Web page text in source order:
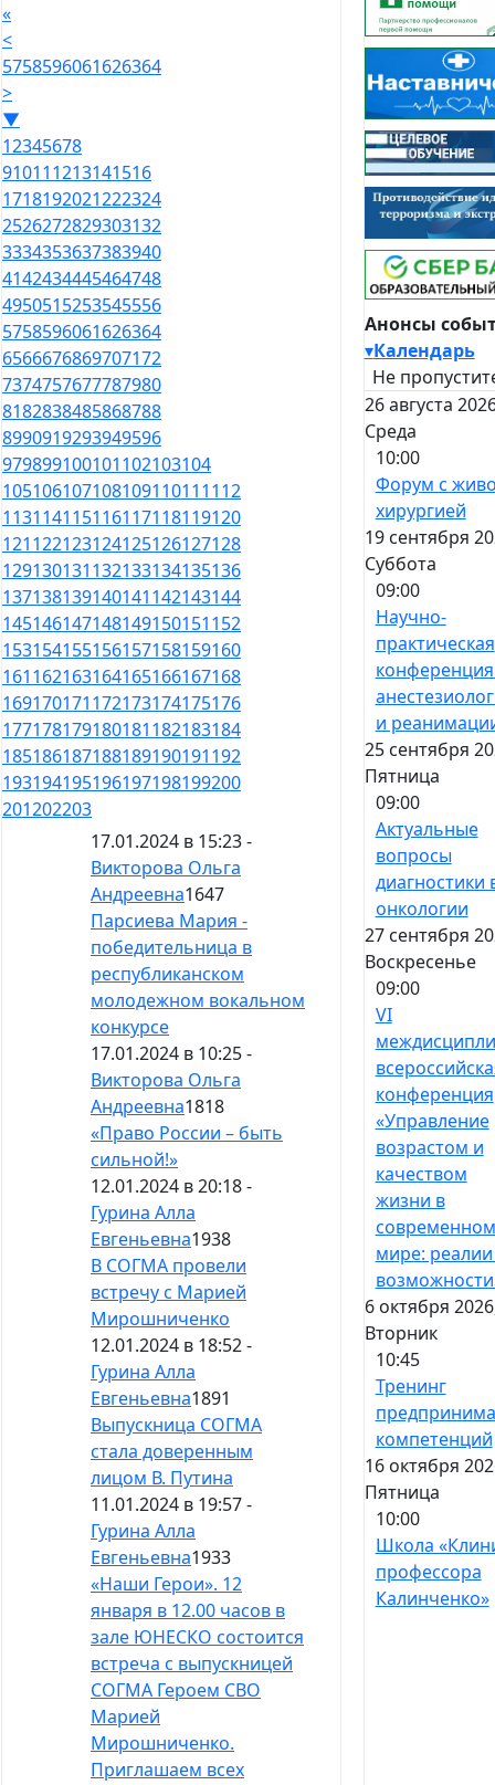
«
<
5758596061626364
>
▼
12345678
910111213141516
1718192021222324
2526272829303132
3334353637383940
4142434445464748
4950515253545556
5758596061626364
6566676869707172
7374757677787980
8182838485868788
8990919293949596
979899100101102103104
105106107108109110111112
113114115116117118119120
121122123124125126127128
129130131132133134135136
137138139140141142143144
145146147148149150151152
153154155156157158159160
161162163164165166167168
169170171172173174175176
177178179180181182183184
185186187188189190191192
193194195196197198199200
201202203
17.01.2024 в 15:23 -
Викторова Ольга
Андреевна1647
Парсиева Мария -
победительница в
республиканском
молодежном вокальном
конкурсе
17.01.2024 в 10:25 -
Викторова Ольга
Андреевна1818
«Право России – быть
сильной!»
12.01.2024 в 20:18 -
Гурина Алла
Евгеньевна1938
В СОГМА провели
встречу с Марией
Мирошниченко
12.01.2024 в 18:52 -
Гурина Алла
Евгеньевна1891
Выпускница СОГМА
стала доверенным
лицом В. Путина
11.01.2024 в 19:57 -
Гурина Алла
Евгеньевна1933
«Наши Герои». 12
января в 12.00 часов в
зале ЮНЕСКО состоится
встреча с выпускницей
СОГМА Героем СВО
Марией
Мирошниченко.
Приглашаем всех
Анонсы
▾Календарь
Не
26 августа
Среда
10:00
Форум с
хирургией
19 сентября
Суббота
09:00
Научно-
практическая
и
25 сентября
Пятница
09:00
Актуальные
вопросы
диагностики
онкологии
27 сентября
Воскресенье
09:00
VI
конференция
«Управление
возрастом и
качеством
жизни в
современном
мире:
6 октября
Вторник
10:45
Тренинг
компетенций
16 октября
Пятница
10:00
Школа
профессора
Калинченко»